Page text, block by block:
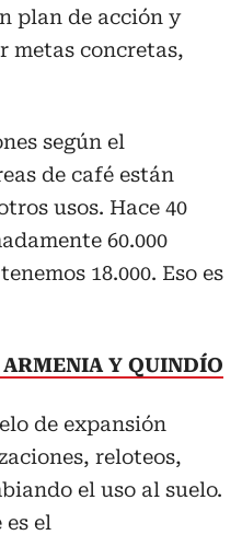
plan de acción y
metas concretas,
según el
de café están
usos. Hace 40
60.000
18.000. Eso es
Y QUINDÍO
de expansión
reloteos,
el uso al suelo.
el